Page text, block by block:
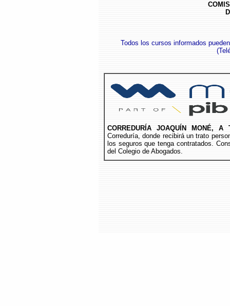
Todos los cursos informados
(
CORREDURÍA JOAQUÍN MONÉ, A
Correduría, donde recibirá un trato
los seguros que tenga contratados.
del Colegio de Abogados.